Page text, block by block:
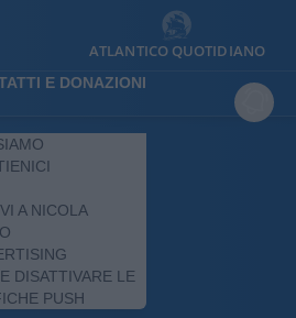
ATLANTICO QUOTIDIANO
E DONAZIONI
A NICOLA
DISATTIVARE LE
PUSH